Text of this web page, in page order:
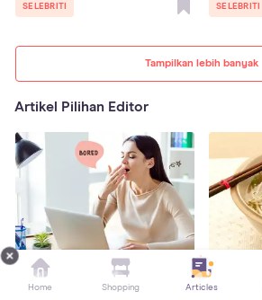
Tampilkan lebih banyak
SELEBRITI SELEBRITI
Artikel Pilihan Editor
5 Cara Menghilangkan Rasa
Bosan di Kantor, Coba Lakukan
6
Home Shopping Articles